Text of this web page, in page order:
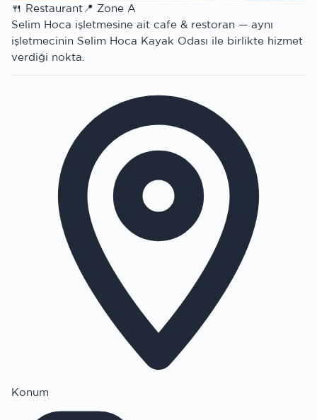
🍴 Restaurant📍 Zone A
Selim Hoca işletmesine ait cafe & restoran — aynı
işletmecinin Selim Hoca Kayak Odası ile birlikte hizmet
verdiği nokta.
Konum